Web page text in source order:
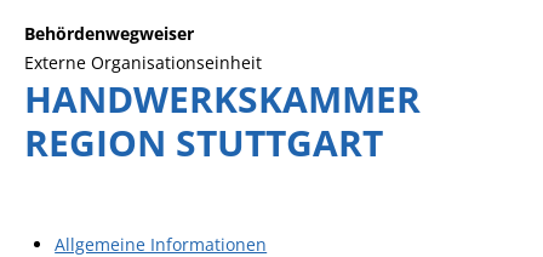
Behördenwegweiser
Externe Organisationseinheit
HANDWERKSKAMMER
REGION STUTTGART
Allgemeine Informationen